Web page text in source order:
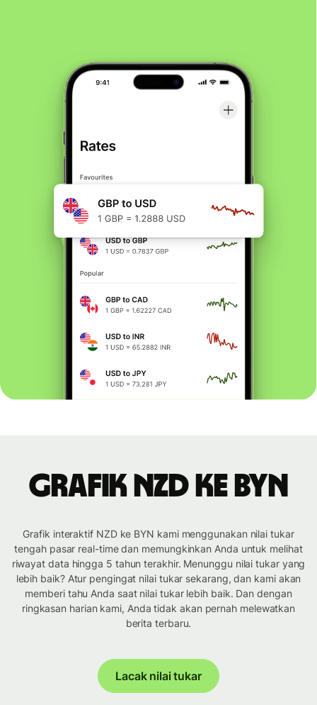
Grafik NZD ke BYN
Grafik interaktif NZD ke BYN kami menggunakan nilai tukar
tengah pasar real-time dan memungkinkan Anda untuk melihat
riwayat data hingga 5 tahun terakhir. Menunggu nilai tukar yang
lebih baik? Atur pengingat nilai tukar sekarang, dan kami akan
memberi tahu Anda saat nilai tukar lebih baik. Dan dengan
ringkasan harian kami, Anda tidak akan pernah melewatkan
berita terbaru.
Lacak nilai tukar